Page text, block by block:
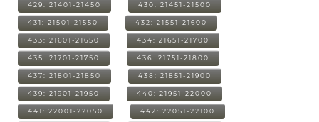
429: 21401-21450 430: 21451-21500
431: 21501-21550 432: 21551-21600
433: 21601-21650 434: 21651-21700
435: 21701-21750 436: 21751-21800
437: 21801-21850 438: 21851-21900
439: 21901-21950 440: 21951-22000
441: 22001-22050 442: 22051-22100